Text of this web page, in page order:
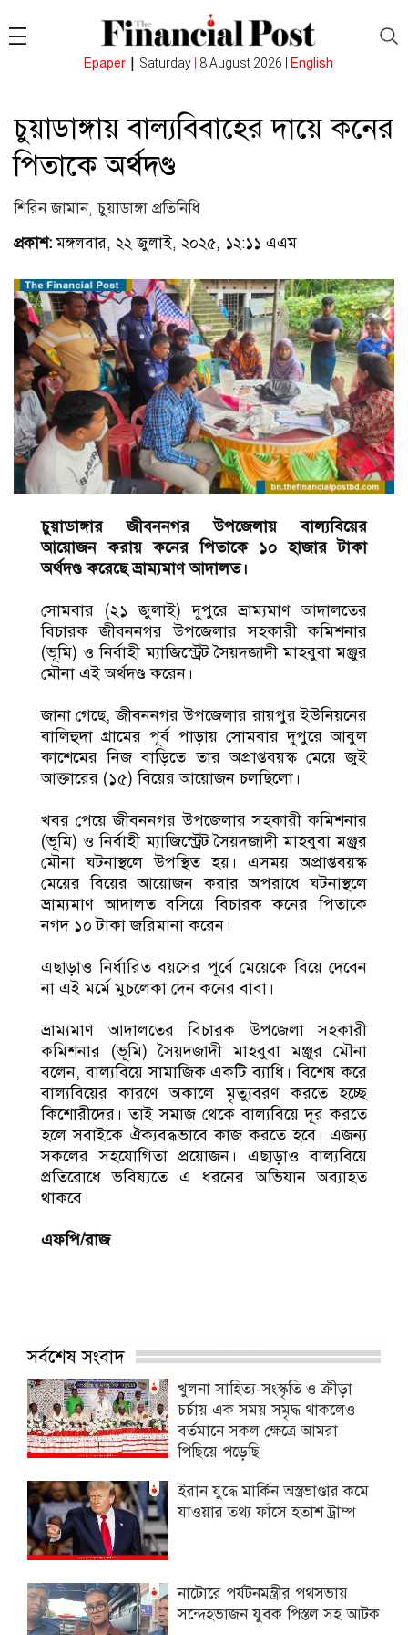
Epaper| Saturday 8 August 2026 | English
চুয়াডাঙ্গায় বাল্যবিবাহের দায়ে কনের
পিতাকে অর্থদণ্ড
শিরিন জামান, চুয়াডাঙ্গা প্রতিনিধি
প্রকাশ:মঙ্গলবার, ২২ জুলাই, ২০২৫, ১২:১১ এএম
চুয়াডাঙ্গার জীবননগর উপজেলায় বাল্যবিয়ের
আয়োজন করায় কনের পিতাকে ১০ হাজার টাকা
অর্থদণ্ড করেছে ভ্রাম্যমাণ আদালত।
সোমবার (২১ জুলাই) দুপুরে ভ্রাম্যমাণ আদালতের
বিচারক জীবননগর উপজেলার সহকারী কমিশনার
(ভূমি) ও নির্বাহী ম্যাজিস্ট্রেট সৈয়দজাদী মাহবুবা মঞ্জুর
মৌনা এই অর্থদণ্ড করেন।
জানা গেছে, জীবননগর উপজেলার রায়পুর ইউনিয়নের
বালিহুদা গ্রামের পূর্ব পাড়ায় সোমবার দুপুরে আবুল
কাশেমের নিজ বাড়িতে তার অপ্রাপ্তবয়স্ক মেয়ে জুই
আক্তারের (১৫) বিয়ের আয়োজন চলছিলো।
খবর পেয়ে জীবননগর উপজেলার সহকারী কমিশনার
(ভূমি) ও নির্বাহী ম্যাজিস্ট্রেট সৈয়দজাদী মাহবুবা মঞ্জুর
মৌনা ঘটনাস্থলে উপস্থিত হয়। এসময় অপ্রাপ্তবয়স্ক
মেয়ের বিয়ের আয়োজন করার অপরাধে ঘটনাস্থলে
ভ্রাম্যমাণ আদালত বসিয়ে বিচারক কনের পিতাকে
নগদ ১০ টাকা জরিমানা করেন।
এছাড়াও নির্ধারিত বয়সের পূর্বে মেয়েকে বিয়ে দেবেন
না এই মর্মে মুচলেকা দেন কনের বাবা।
ভ্রাম্যমাণ আদালতের বিচারক উপজেলা সহকারী
কমিশনার (ভূমি) সৈয়দজাদী মাহবুবা মঞ্জুর মৌনা
বলেন, বাল্যবিয়ে সামাজিক একটি ব্যাধি। বিশেষ করে
বাল্যবিয়ের কারণে অকালে মৃত্যুবরণ করতে হচ্ছে
কিশোরীদের। তাই সমাজ থেকে বাল্যবিয়ে দূর করতে
হলে সবাইকে ঐক্যবদ্ধভাবে কাজ করতে হবে। এজন্য
সকলের সহযোগিতা প্রয়োজন। এছাড়াও বাল্যবিয়ে
প্রতিরোধে ভবিষ্যতে এ ধরনের অভিযান অব্যাহত
থাকবে।
এফপি/রাজ
সর্বশেষ সংবাদ
খুলনা সাহিত্য-সংস্কৃতি ও ক্রীড়া
চর্চায় এক সময় সমৃদ্ধ থাকলেও
বর্তমানে সকল ক্ষেত্রে আমরা
পিছিয়ে পড়েছি
ইরান যুদ্ধে মার্কিন অস্ত্রভাণ্ডার কমে
যাওয়ার তথ্য ফাঁসে হতাশ ট্রাম্প
নাটোরে পর্যটনমন্ত্রীর পথসভায়
সন্দেহভাজন যুবক পিস্তল সহ আটক